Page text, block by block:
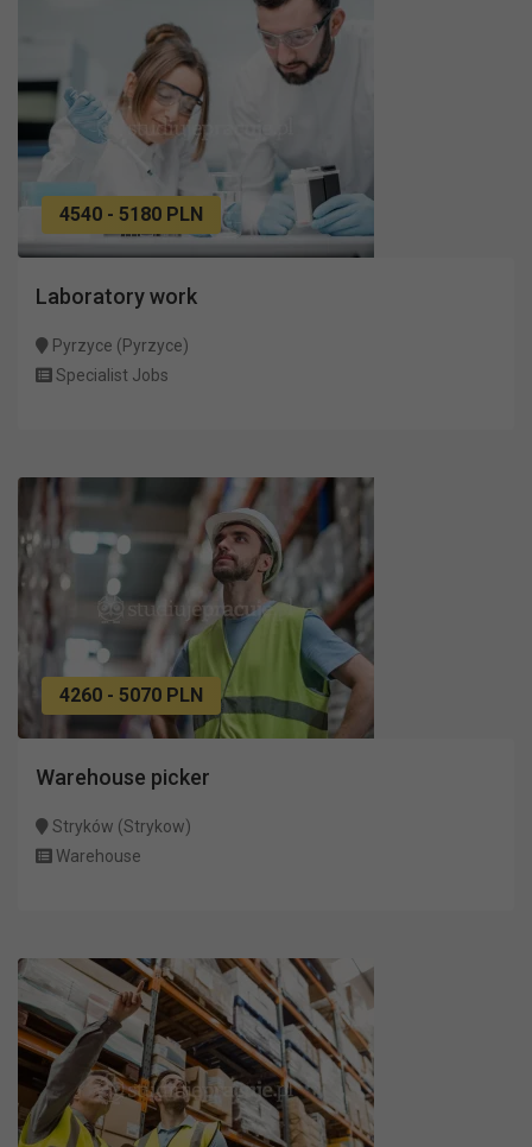
4540 - 5180 PLN
Laboratory work
Pyrzyce (Pyrzyce)
Specialist Jobs
4260 - 5070 PLN
Warehouse picker
Stryków (Strykow)
Warehouse